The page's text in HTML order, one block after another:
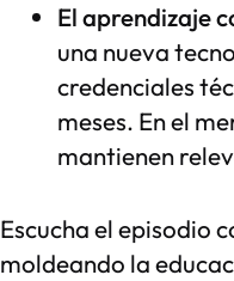
El aprendizaje
una nueva
credenciales
meses. En el
mantienen
Escucha el episodio
moldeando la